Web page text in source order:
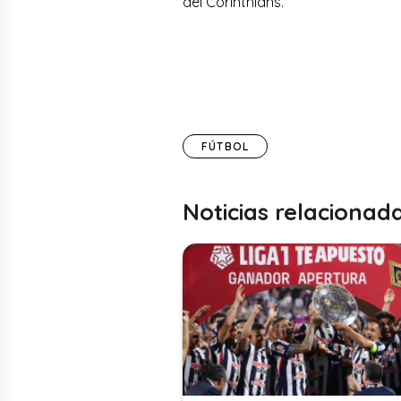
FÚTBOL
Noticias